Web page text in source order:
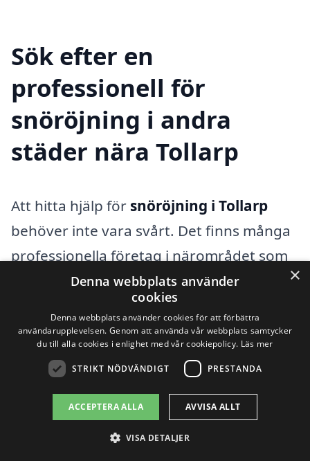
Sök efter en
professionell för
snöröjning i andra
städer nära Tollarp
Att hitta hjälp för snöröjning i Tollarp
behöver inte vara svårt. Det finns många
professionella företag i närområdet som
erbjuder snöröjningstjänster av hög
kvalitet. Oavsett om du har en privat
fastighet eller en företagslokal, kan du
enkelt få hjälp av experter som vet hur
man hanterar de snöiga
vintermånaderna.
När du letar efter snöröjningstjänster är
×
Denna webbplats använder
cookies
Denna webbplats använder cookies för att förbättra
användarupplevelsen. Genom att använda vår webbplats samtycker
du till alla cookies i enlighet med vår cookiepolicy. Läs mer
STRIKT NÖDVÄNDIGT PRESTANDA
ACCEPTERA ALLA AVVISA ALLT
VISA DETALJER